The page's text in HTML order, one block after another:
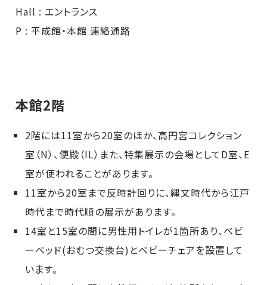
Hall : エントランス
P : 平成館・本館 連絡通路
本館2階
2階には11室から20室のほか、高円宮コレクション
室（N）、便殿（IL）また、特集展示の会場としてD室、E
室が使われることがあります。
11室から20室まで反時計回りに、縄文時代から江戸
時代まで時代順の展示があります。
14室と15室の間に男性用トイレが1箇所あり、ベビ
ーベッド(おむつ交換台)とベビーチェアを設置して
います。